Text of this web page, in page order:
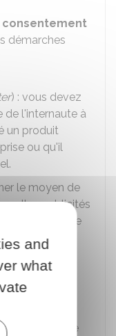
consentement
démarches
) : vous devez
de l'internaute à
un produit
ou qu'il
le moyen de
publicités
en fin de
s'agit des
les
de
l'affichage de
and
what